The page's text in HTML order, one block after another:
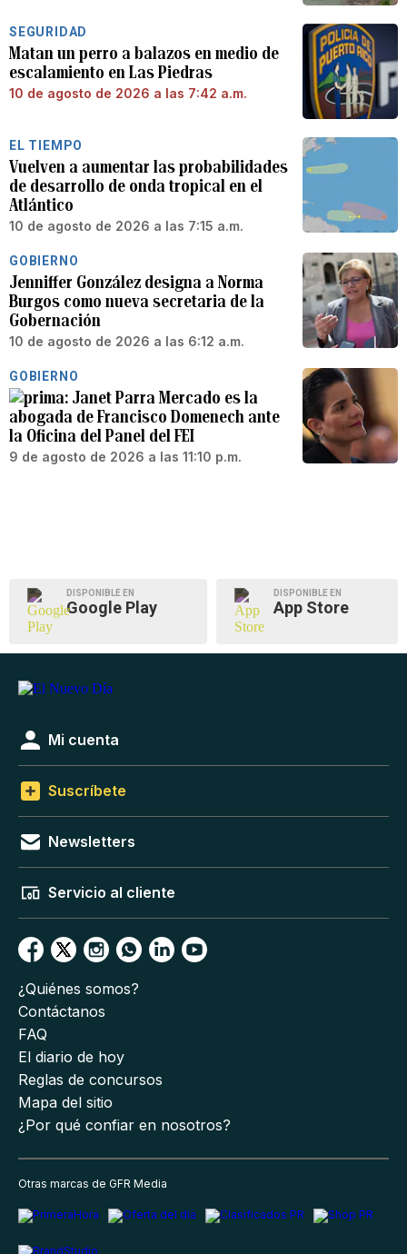
SEGURIDAD
Matan un perro a balazos en medio de
escalamiento en Las Piedras
10 de agosto de 2026 a las 7:42 a.m.
EL TIEMPO
Vuelven a aumentar las probabilidades
de desarrollo de onda tropical en el
Atlántico
10 de agosto de 2026 a las 7:15 a.m.
GOBIERNO
Jenniffer González designa a Norma
Burgos como nueva secretaria de la
Gobernación
10 de agosto de 2026 a las 6:12 a.m.
GOBIERNO
Janet Parra Mercado es la
abogada de Francisco Domenech ante
la Oficina del Panel del FEI
9 de agosto de 2026 a las 11:10 p.m.
DISPONIBLE EN
Google Play
DISPONIBLE EN
App Store
Mi cuenta
Suscríbete
Newsletters
Servicio al cliente
¿Quiénes somos?
Contáctanos
FAQ
El diario de hoy
Reglas de concursos
Mapa del sitio
¿Por qué confiar en nosotros?
Otras marcas de GFR Media